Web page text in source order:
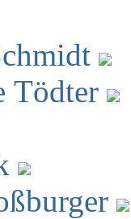
Tödter